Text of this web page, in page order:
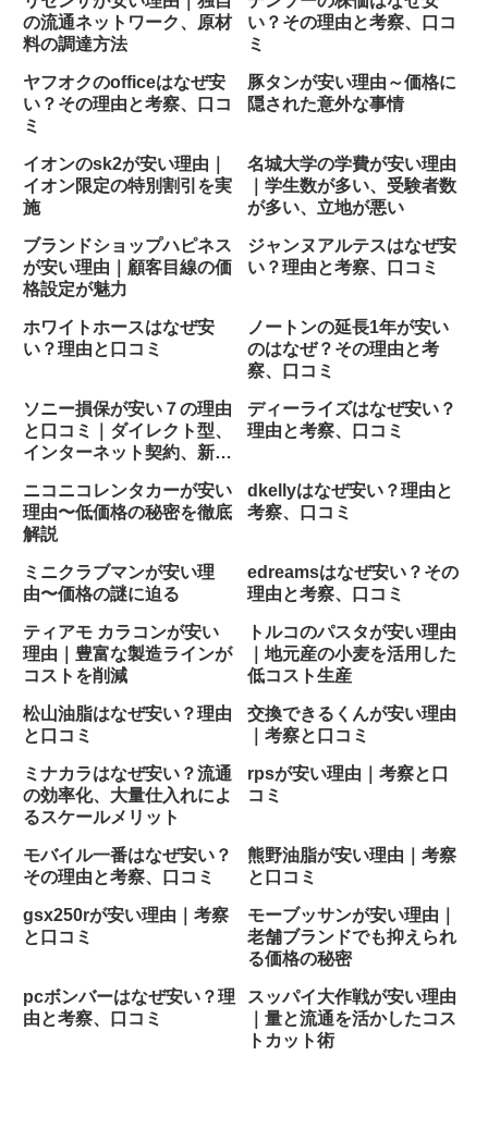
の流通ネットワーク、原材
料の調達方法
い？その理由と考察、口コ
ミ
ヤフオクのofficeはなぜ安
い？その理由と考察、口コ
ミ
豚タンが安い理由～価格に
隠された意外な事情
イオンのsk2が安い理由｜
イオン限定の特別割引を実
施
名城大学の学費が安い理由
｜学生数が多い、受験者数
が多い、立地が悪い
ブランドショップハピネス
が安い理由｜顧客目線の価
格設定が魅力
ジャンヌアルテスはなぜ安
い？理由と考察、口コミ
ホワイトホースはなぜ安
い？理由と口コミ
ノートンの延長1年が安い
のはなぜ？その理由と考
察、口コミ
ソニー損保が安い７の理由
と口コミ｜ダイレクト型、
インターネット契約、新規
ディーライズはなぜ安い？
理由と考察、口コミ
ニコニコレンタカーが安い
理由〜低価格の秘密を徹底
解説
dkellyはなぜ安い？理由と
考察、口コミ
ミニクラブマンが安い理
由〜価格の謎に迫る
edreamsはなぜ安い？その
理由と考察、口コミ
ティアモ カラコンが安い
理由｜豊富な製造ラインが
コストを削減
トルコのパスタが安い理由
｜地元産の小麦を活用した
低コスト生産
松山油脂はなぜ安い？理由
と口コミ
交換できるくんが安い理由
｜考察と口コミ
ミナカラはなぜ安い？流通
の効率化、大量仕入れによ
るスケールメリット
rpsが安い理由｜考察と口
コミ
モバイル一番はなぜ安い？
その理由と考察、口コミ
熊野油脂が安い理由｜考察
と口コミ
gsx250rが安い理由｜考察
と口コミ
モーブッサンが安い理由｜
老舗ブランドでも抑えられ
る価格の秘密
pcボンバーはなぜ安い？理
由と考察、口コミ
スッパイ大作戦が安い理由
｜量と流通を活かしたコス
トカット術